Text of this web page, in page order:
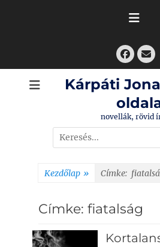
Kárpáti
novellák, rövid
Search
for:
Kezdőlap » Címke:
Címke: fiatalság